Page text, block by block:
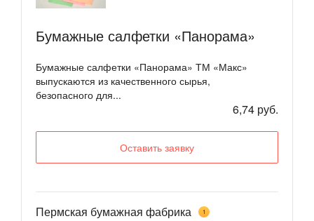
Бумажные салфетки «Панорама»
Бумажные салфетки «Панорама» ТМ «Макс»
выпускаются из качественного сырья,
безопасного для...
6,74 руб.
Оставить заявку
Пермская бумажная фабрика 1